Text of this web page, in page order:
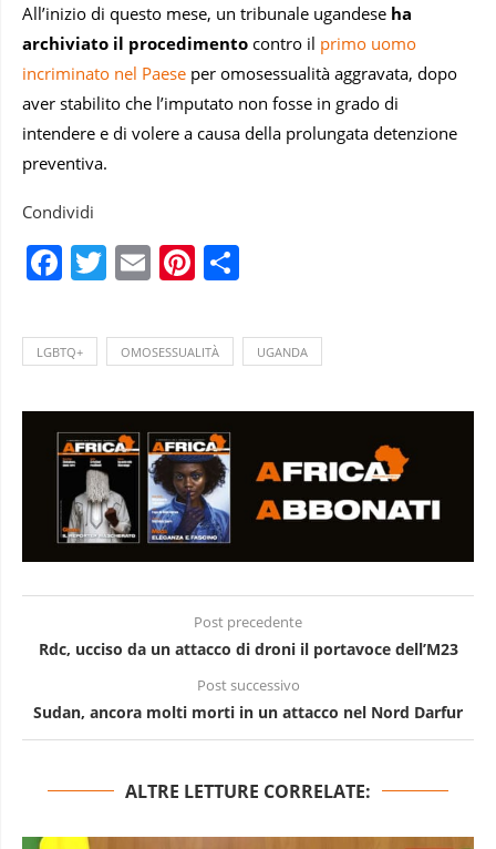
All’inizio di questo mese, un tribunale ugandese ha
archiviato il procedimento contro il primo uomo
incriminato nel Paese per omosessualità aggravata, dopo
aver stabilito che l’imputato non fosse in grado di
intendere e di volere a causa della prolungata detenzione
preventiva.
Condividi
Facebook
Twitter
EmailPinterest
LGBTQ+ OMOSESSUALITÀ UGANDA
Post precedente
Rdc, ucciso da un attacco di droni il portavoce dell’M23
Post successivo
Sudan, ancora molti morti in un attacco nel Nord Darfur
ALTRE LETTURE CORRELATE: